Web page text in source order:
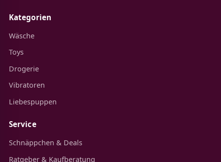
Kategorien
Wäsche
Toys
Drogerie
Vibratoren
Liebespuppen
Service
Schnäppchen & Deals
Ratgeber & Kaufberatung